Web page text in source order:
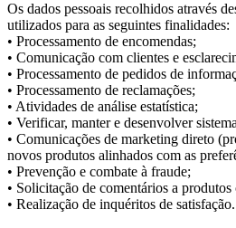
Os dados pessoais recolhidos através
utilizados para as seguintes finalidades:
• Processamento de encomendas;
• Comunicação com clientes e
• Processamento de pedidos de
• Processamento de reclamações;
• Atividades de análise estatística;
• Verificar, manter e desenvolver
• Comunicações de marketing direto
novos produtos alinhados com as
• Prevenção e combate à fraude;
• Solicitação de comentários a
• Realização de inquéritos de satisfação.